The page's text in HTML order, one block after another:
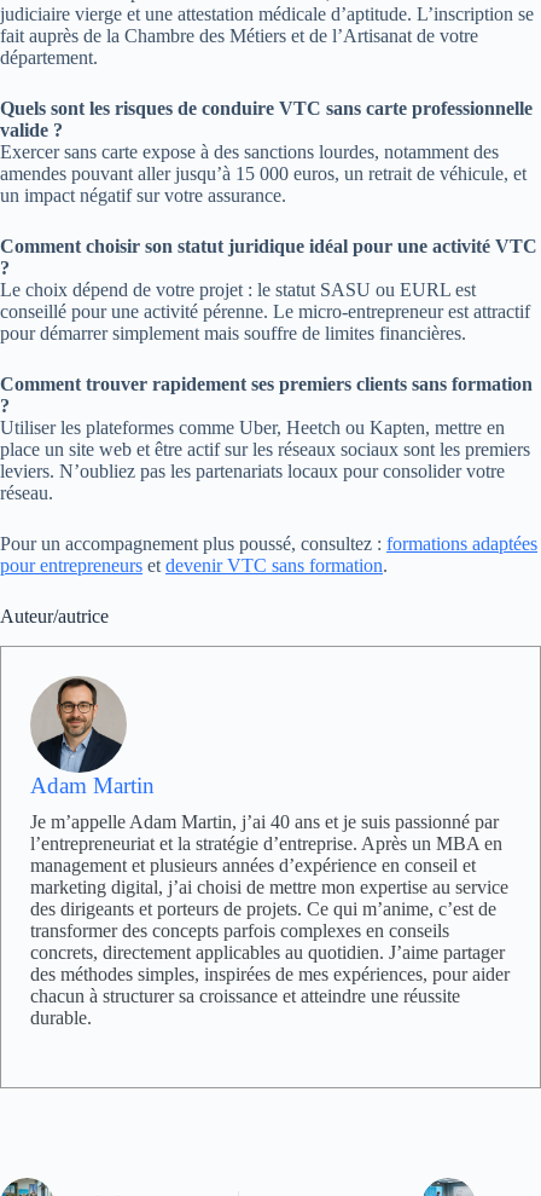
judiciaire vierge et une attestation médicale d’aptitude. L’inscription se
fait auprès de la Chambre des Métiers et de l’Artisanat de votre
département.
Quels sont les risques de conduire VTC sans carte professionnelle
valide ?
Exercer sans carte expose à des sanctions lourdes, notamment des
amendes pouvant aller jusqu’à 15 000 euros, un retrait de véhicule, et
un impact négatif sur votre assurance.
Comment choisir son statut juridique idéal pour une activité VTC
?
Le choix dépend de votre projet : le statut SASU ou EURL est
conseillé pour une activité pérenne. Le micro-entrepreneur est attractif
pour démarrer simplement mais souffre de limites financières.
Comment trouver rapidement ses premiers clients sans formation
?
Utiliser les plateformes comme Uber, Heetch ou Kapten, mettre en
place un site web et être actif sur les réseaux sociaux sont les premiers
leviers. N’oubliez pas les partenariats locaux pour consolider votre
réseau.
Pour un accompagnement plus poussé, consultez : formations adaptées
pour entrepreneurs et devenir VTC sans formation.
Auteur/autrice
Adam Martin
Je m’appelle Adam Martin, j’ai 40 ans et je suis passionné par
l’entrepreneuriat et la stratégie d’entreprise. Après un MBA en
management et plusieurs années d’expérience en conseil et
marketing digital, j’ai choisi de mettre mon expertise au service
des dirigeants et porteurs de projets. Ce qui m’anime, c’est de
transformer des concepts parfois complexes en conseils
concrets, directement applicables au quotidien. J’aime partager
des méthodes simples, inspirées de mes expériences, pour aider
chacun à structurer sa croissance et atteindre une réussite
durable.